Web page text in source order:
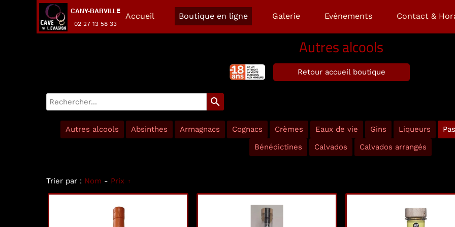
Accueil Boutique en ligne Galerie Evènements Contact &
CANY-BARVILLE
02 27 13 58 33
Autres alcools
Retour accueil boutique
search
Autres alcools Absinthes Armagnacs Cognacs Crèmes Eaux de vie Gins Liqueurs
Bénédictines
Calvados Calvados arrangés
Trier par : Nom - Prix